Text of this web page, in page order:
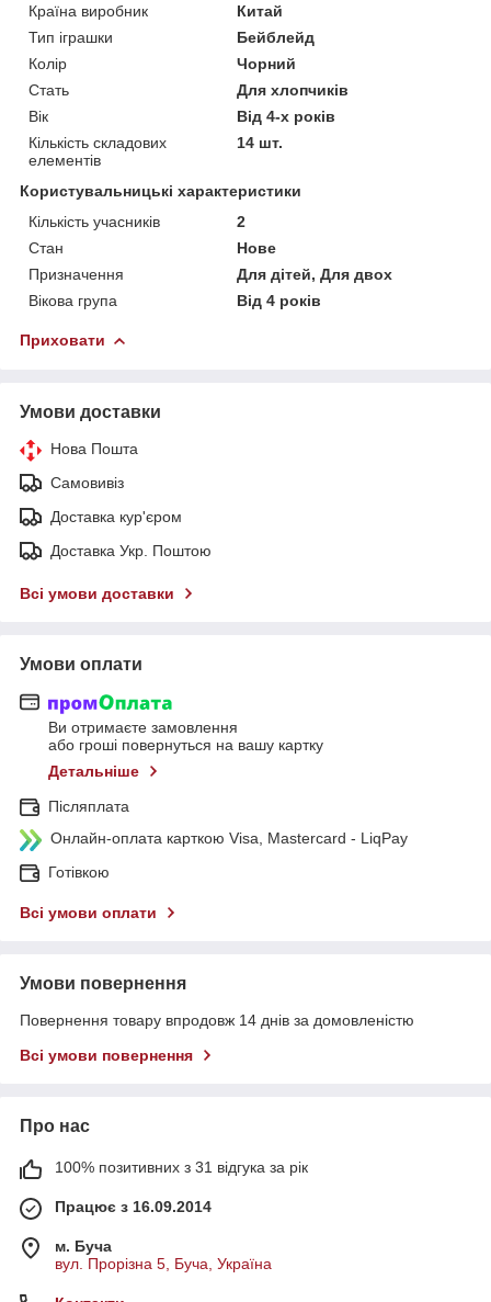
Країна виробник
Китай
Тип іграшки
Бейблейд
Колір
Чорний
Стать
Для хлопчиків
Вік
Від 4-х років
Кількість складових
елементів
14 шт.
Користувальницькі характеристики
Кількість учасників
2
Стан
Нове
Призначення
Для дітей, Для двох
Вікова група
Від 4 років
Приховати
Умови доставки
Нова Пошта
Самовивіз
Доставка кур'єром
Доставка Укр. Поштою
Всі умови доставки
Умови оплати
Ви отримаєте замовлення
або гроші повернуться на вашу картку
Детальніше
Післяплата
Онлайн-оплата карткою Visa, Mastercard - LiqPay
Готівкою
Всі умови оплати
Умови повернення
Повернення товару впродовж 14 днів за домовленістю
Всі умови повернення
Про нас
100% позитивних з 31 відгука за рік
Працює з 16.09.2014
м. Буча
вул. Прорізна 5, Буча, Україна